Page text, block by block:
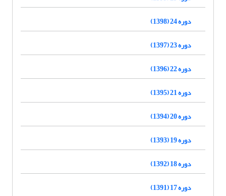
دوره 24 (1398)
دوره 23 (1397)
دوره 22 (1396)
دوره 21 (1395)
دوره 20 (1394)
دوره 19 (1393)
دوره 18 (1392)
دوره 17 (1391)